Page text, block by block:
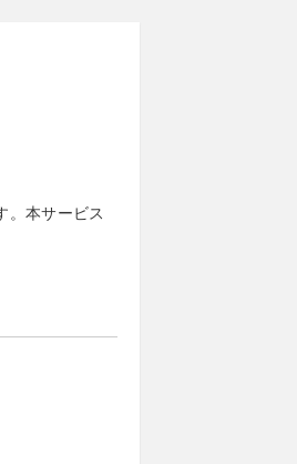
。本サービス